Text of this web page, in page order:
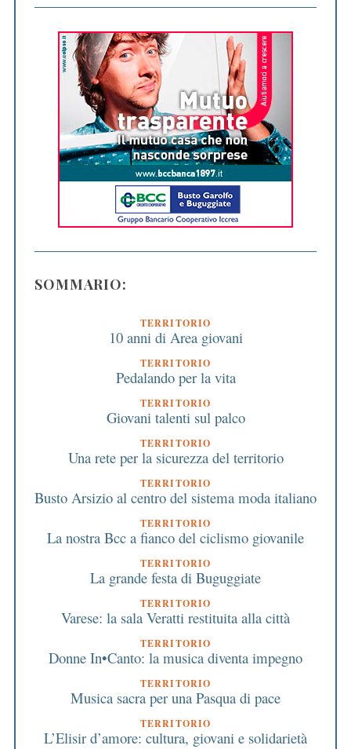
SOMMARIO:
TERRITORIO
10 anni di Area giovani
TERRITORIO
Pedalando per la vita
TERRITORIO
Giovani talenti sul palco
TERRITORIO
Una rete per la sicurezza del territorio
TERRITORIO
Busto Arsizio al centro del sistema moda italiano
TERRITORIO
La nostra Bcc a fianco del ciclismo giovanile
TERRITORIO
La grande festa di Buguggiate
TERRITORIO
Varese: la sala Veratti restituita alla città
TERRITORIO
Donne In•Canto: la musica diventa impegno
TERRITORIO
Musica sacra per una Pasqua di pace
TERRITORIO
L’Elisir d’amore: cultura, giovani e solidarietà